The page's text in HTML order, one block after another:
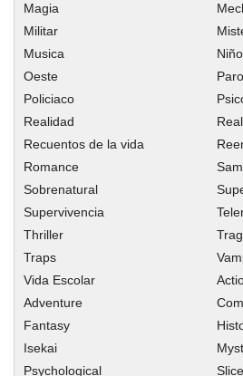
Capitulo 1
Magia
Militar
Musica
Oeste
Policiaco
Realidad
Recuentos de la vida
Romance
Sobrenatural
Supervivencia
Thriller
Traps
Vida Escolar
Adventure
Fantasy
Isekai
Psychological